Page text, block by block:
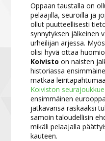
Oppaan taustalla on
pelaajilla, seuroilla ja
ollut puutteellisesti
synnytyksen jälkeinen
urheilijan arjessa.
olisi hyvä ottaa
Koivisto on naisten
historiassa
matkaa
Koiviston
ensimmäinen
jatkavansa raskaaksi
samoin taloudellisin
mikäli pelaajalla
kauteen.